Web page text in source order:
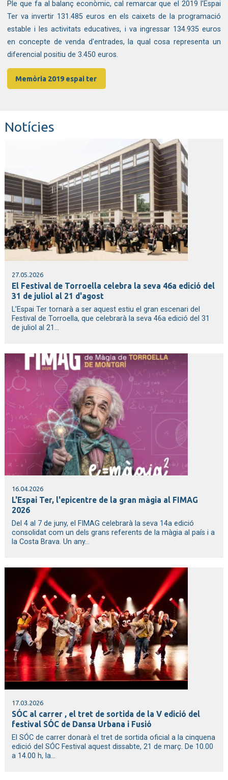
Ple que fa al balanç econòmic, cal remarcar que el 2019 l’Espai
Ter va invertir 131.485 euros en els caixets de la programació
estable i les activitats educatives, i va ingressar 134.935 euros
en concepte de venda d'entrades, la qual cosa representa un
diferencial positiu de 3.450 euros.
Memòria 2019 espai ter
Notícies
27.05.2026
El Festival de Torroella celebra la seva 46a edició del
31 de juliol al 21 d'agost
L’Espai Ter tornarà a ser aquest estiu el gran escenari del
Festival de Torroella, que celebrarà la seva 46a edició del 31
de juliol al 21...
16.04.2026
L'Espai Ter, l'epicentre de la gran màgia al FIMAG
2026
Del 4 al 7 de juny, el FIMAG celebrarà la seva 14a edició
consolidat com un dels grans referents de la màgia al país i a
la Costa Brava. Un any...
17.03.2026
SÓC al carrer , el tret de sortida de la V edició del
festival SÓC de Dansa Urbana i Fusió
El SÓC de carrer donarà el tret de sortida oficial a la cinquena
edició del SÓC Festival aquest dissabte, 21 de març. De 10.00
a 14.00 h, la...